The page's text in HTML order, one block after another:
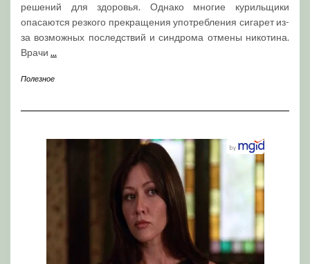
решений для здоровья. Однако многие курильщики
опасаются резкого прекращения употребления сигарет из-
за возможных последствий и синдрома отмены никотина.
Врачи ...
Полезное